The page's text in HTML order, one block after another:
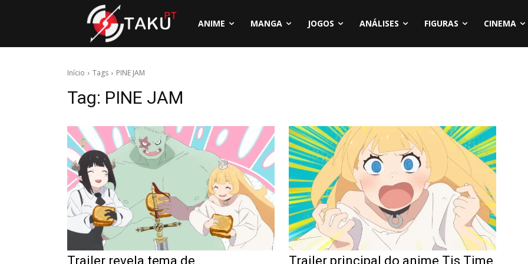
ANIME MANGA JOGOS ANÁLISES FIGURAS CINEMA
Início Tags PINE JAM
Tag: PINE JAM
Trailer revela tema de
Trailer principal do anime Tis Time